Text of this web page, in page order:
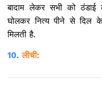
बादाम लेकर सभी को
घोलकर नित्य पीने से दिल
मिलती है.
10. लीची: